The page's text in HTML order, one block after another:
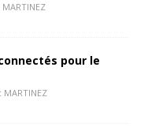
pour le